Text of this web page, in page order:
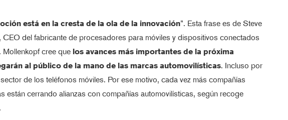
está en la cresta de la ola de la innovación”. Esta frase es de Steve
CEO del fabricante de procesadores para móviles y dispositivos conectados
Mollenkopf cree que los avances más importantes de la próxima
al público de la mano de las marcas automovilísticas. Incluso por
de los teléfonos móviles. Por ese motivo, cada vez más compañías
están cerrando alianzas con compañías automovilísticas, según recoge